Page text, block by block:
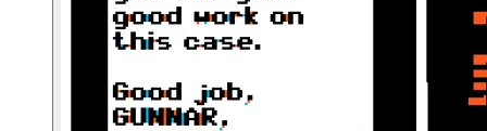
01:49:01 Where in Time is Carmen Sandiego? (1989)
01:49:48 Where in America's Past is Carmen Sandiego?